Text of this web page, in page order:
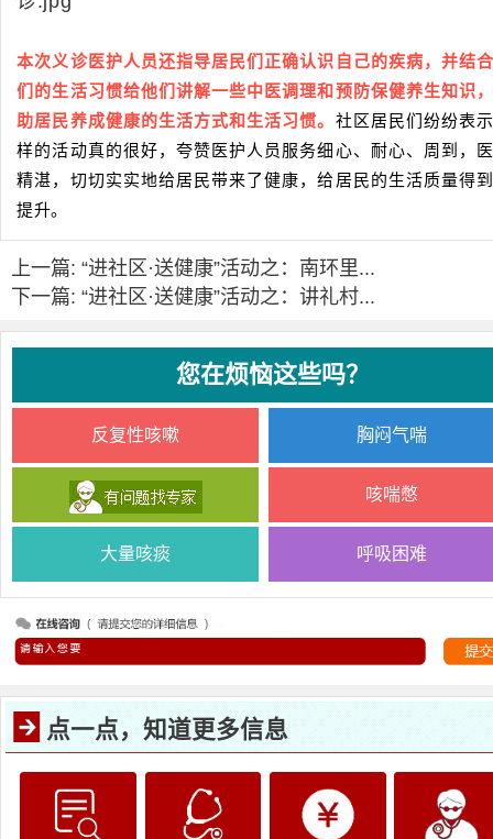
本次义诊医护人员还指导居民们正确认识自己的疾病，并结
们的生活习惯给他们讲解一些中医调理和预防保健养生知识
助居民养成健康的生活方式和生活习惯。 社区居民们纷纷表
样的活动真的很好，夸赞医护人员服务细心、耐心、周到，
精湛，切切实实地给居民带来了健康，给居民的生活质量得
提升。
上一篇: “进社区·送健康”活动之：南环里...
下一篇: “进社区·送健康”活动之：讲礼村...
您在烦恼这些吗？
反复性咳嗽 胸闷气喘
咳喘憋
呼吸困难
大量咳痰
点一点，知道更多信息